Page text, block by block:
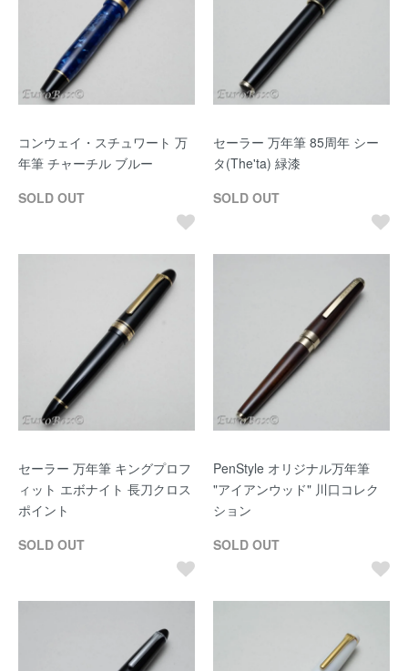
コンウェイ・スチュワート 万
年筆 チャーチル ブルー
SOLD OUT
セーラー 万年筆 85周年 シー
タ(The'ta) 緑漆
SOLD OUT
セーラー 万年筆 キングプロフ
ィット エボナイト 長刀クロス
ポイント
SOLD OUT
PenStyle オリジナル万年筆
"アイアンウッド" 川口コレク
ション
SOLD OUT